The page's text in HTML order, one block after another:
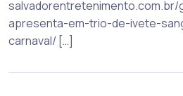
apresenta-em-trio-de-ivete-
carnaval/ […]